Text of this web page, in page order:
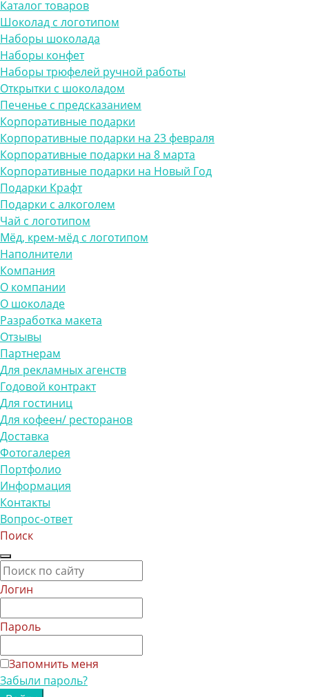
Каталог товаров
Шоколад с логотипом
Наборы шоколада
Наборы конфет
Наборы трюфелей ручной работы
Открытки с шоколадом
Печенье с предсказанием
Корпоративные подарки
Корпоративные подарки на 23 февраля
Корпоративные подарки на 8 марта
Корпоративные подарки на Новый Год
Подарки Крафт
Подарки с алкоголем
Чай с логотипом
Мёд, крем-мёд с логотипом
Наполнители
Компания
О компании
О шоколаде
Разработка макета
Отзывы
Партнерам
Для рекламных агенств
Годовой контракт
Для гостиниц
Для кофеен/ ресторанов
Доставка
Фотогалерея
Портфолио
Информация
Контакты
Вопрос-ответ
Поиск
Логин
Пароль
Запомнить меня
Забыли пароль?